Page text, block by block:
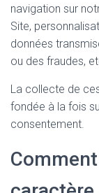
navigation sur
Site,
données
ou des fraudes,
La collecte de
fondée à la fois
consentement.